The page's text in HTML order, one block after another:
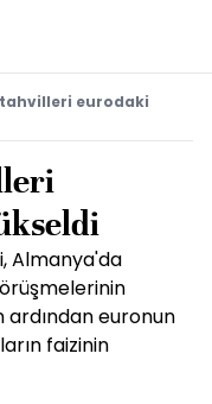
tahvilleri eurodaki
Almanya'da
ardından euronun
faizinin